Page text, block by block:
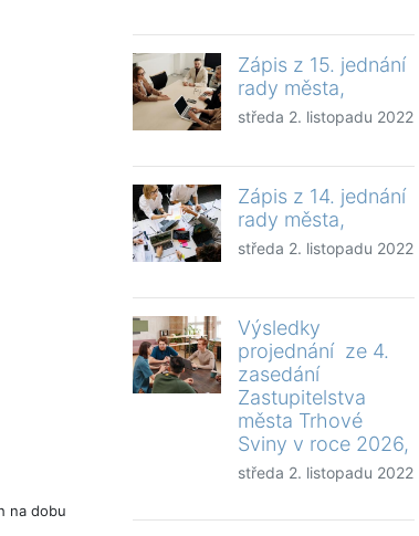
na dobu
Zápis z 15. jednání
rady města,
středa 2. listopadu 2022
Zápis z 14. jednání
rady města,
středa 2. listopadu 2022
Výsledky
projednání ze 4.
zasedání
Zastupitelstva
města Trhové
Sviny v roce 2026,
středa 2. listopadu 2022